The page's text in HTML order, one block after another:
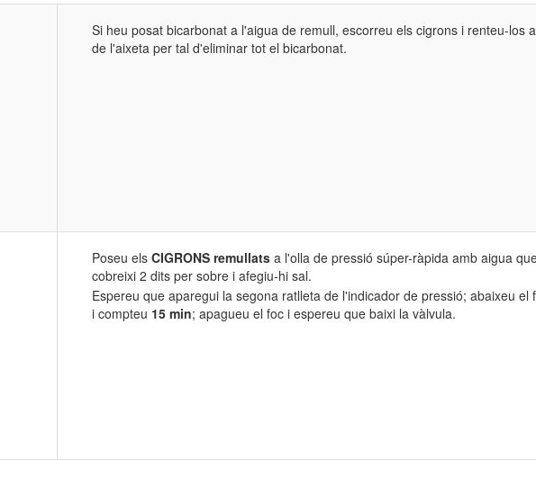
Si heu posat bicarbonat a l'aigua de remull, escorreu els cigrons i renteu-los
de l'aixeta per tal d'eliminar tot el bicarbonat.
Poseu els CIGRONS remullatsa l'olla de pressió súper-ràpida amb aigua
cobreixi 2 dits per sobre i afegiu-hi sal.
Espereu que aparegui la segona ratlleta de l'indicador de pressió; abaixeu el
i compteu 15 min; apagueu el foc i espereu que baixi la vàlvula.